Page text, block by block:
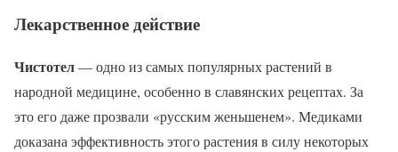
Лекарственное действие
Чистотел— одно из самых популярных растений в
народной медицине, особенно в славянских рецептах. За
это его даже прозвали «русским женьшенем». Медиками
доказана эффективность этого растения в силу некоторых